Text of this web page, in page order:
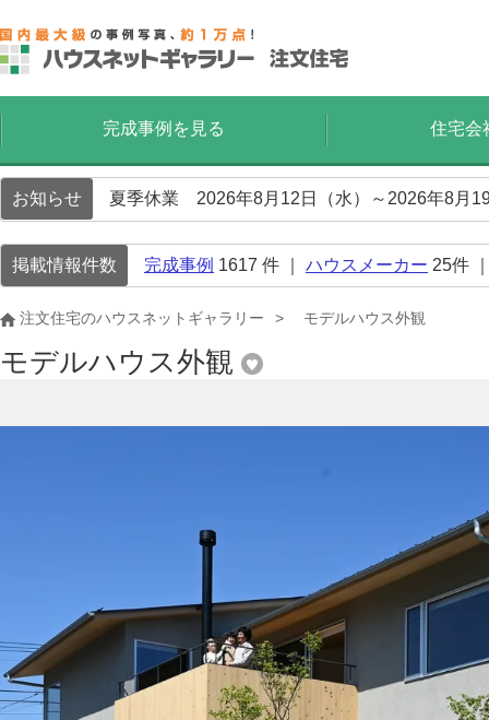
完成事例を見る 住宅会
お知らせ 夏季休業 2026年8月12日（水）～2026年8月
掲載情報件数 完成事例 1617 件 ｜ ハウスメーカー 25件
注文住宅のハウスネットギャラリー モデルハウス外観
モデルハウス外観